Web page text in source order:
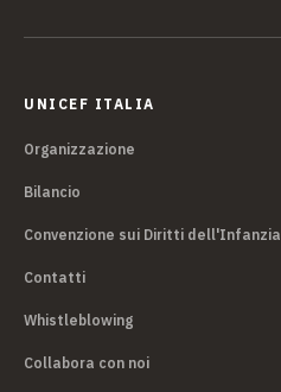
UNICEF ITALIA
Organizzazione
Bilancio
Convenzione sui Diritti dell'Infanzia
Contatti
Whistleblowing
Collabora con noi